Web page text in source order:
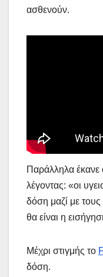
ασθενούν.
Παράλληλα έκανε
λέγοντας: «οι
δόση μαζί με
θα είναι η
Μέχρι στιγμής το
δόση.